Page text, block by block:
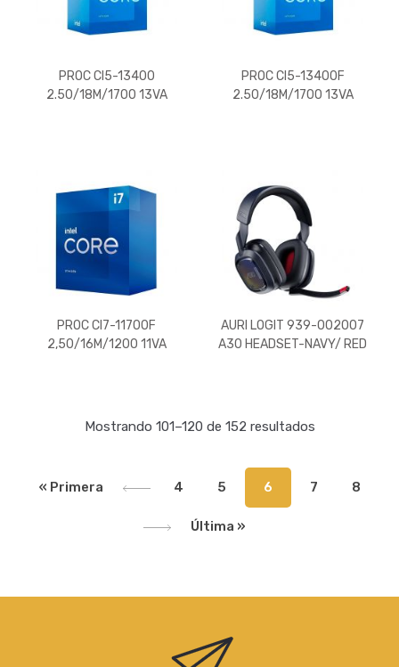
PROC CI5-13400
2.50/18M/1700 13VA
PROC CI5-13400F
2.50/18M/1700 13VA
PROC CI7-11700F
2,50/16M/1200 11VA
AURI LOGIT 939-002007
A30 HEADSET-NAVY/ RED
Mostrando 101–120 de 152 resultados
« Primera 4 5 6 7 8
Última »